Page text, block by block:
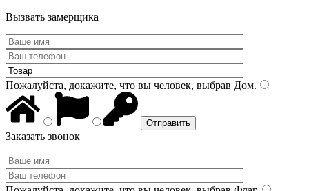
Вызвать замерщика
Пожалуйста, докажите, что вы человек, выбрав Дом.
Заказать звонок